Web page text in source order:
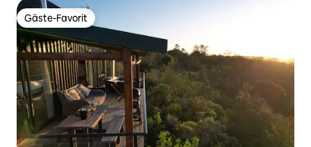
Gäste-Favorit
Gäste-Favorit